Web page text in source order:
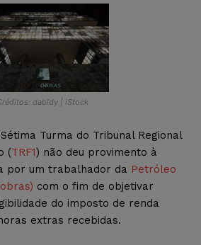
dabldy | iStock
Turma do Tribunal Regional
(TRF1) não deu provimento à
por um trabalhador da Petróleo
com o fim de objetivar
do imposto de renda
extras recebidas.